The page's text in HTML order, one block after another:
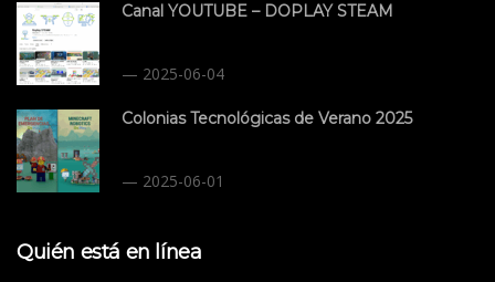
Canal YOUTUBE – DOPLAY STEAM
2025-06-04
Colonias Tecnológicas de Verano 2025
2025-06-01
Quién está en línea